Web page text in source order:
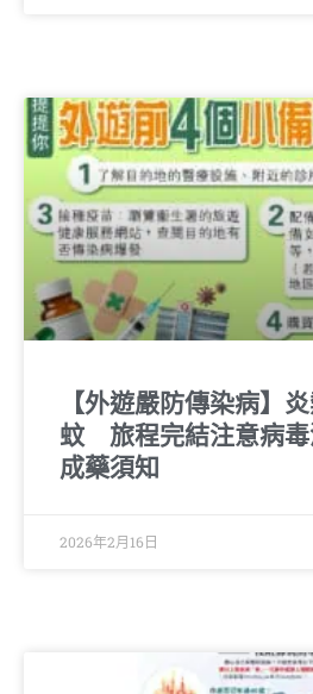
【外遊嚴防傳染病】
蚊 旅程完結注意病
成藥須知
2026年2月16日